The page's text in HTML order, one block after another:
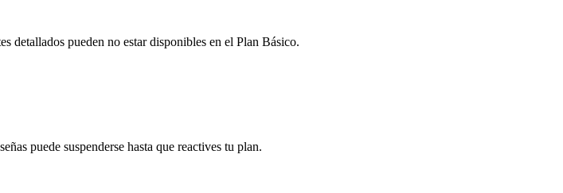
detallados pueden no estar disponibles en el Plan Básico.
puede suspenderse hasta que reactives tu plan.